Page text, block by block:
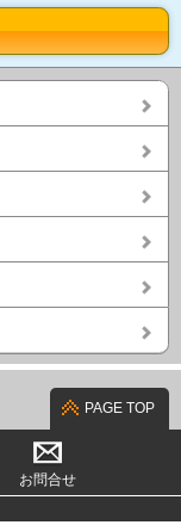
PAGE TOP
お問合せ